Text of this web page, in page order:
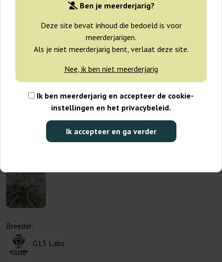
Ben je meerderjarig?
Deze site bevat inhoud die bedoeld is voor
meerderjarigen.
Als je niet meerderjarig bent, verlaat deze site.
Nee, ik ben niet meerderjarig
Ik ben meerderjarig en accepteer de cookie-
instellingen en het privacybeleid.
Ik accepteer en ga verder
Breeder:
G13 Labs